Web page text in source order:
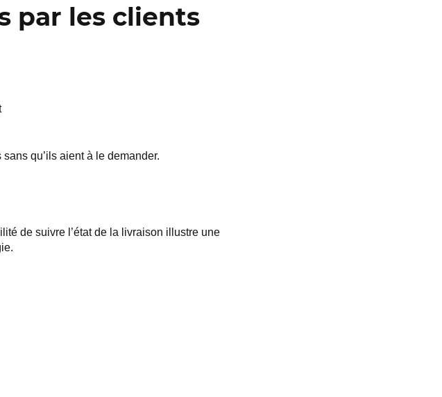
par les clients
qu’ils aient à le demander.
de suivre l’état de la livraison illustre une